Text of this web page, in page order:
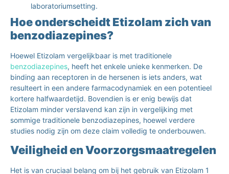
laboratoriumsetting.
Hoe onderscheidt Etizolam zich van
benzodiazepines?
Hoewel Etizolam vergelijkbaar is met traditionele
benzodiazepines, heeft het enkele unieke kenmerken. De
binding aan receptoren in de hersenen is iets anders, wat
resulteert in een andere farmacodynamiek en een potentieel
kortere halfwaardetijd. Bovendien is er enig bewijs dat
Etizolam minder verslavend kan zijn in vergelijking met
sommige traditionele benzodiazepines, hoewel verdere
studies nodig zijn om deze claim volledig te onderbouwen.
Veiligheid en Voorzorgsmaatregelen
Het is van cruciaal belang om bij het gebruik van Etizolam 1